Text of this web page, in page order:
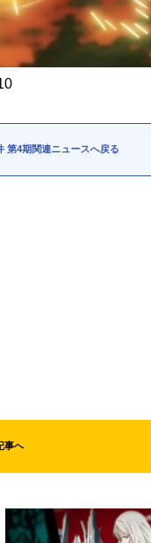
第4期関連ニュースへ戻る
事へ